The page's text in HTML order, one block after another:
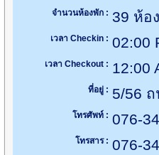
จำนวนห้องพัก : 39 ห้อง
เวลา Checkin : 02:00
เวลา Checkout : 12:00
ที่อยู่ : 5/56
โทรศัพท์ : 076-
โทรสาร : 076-